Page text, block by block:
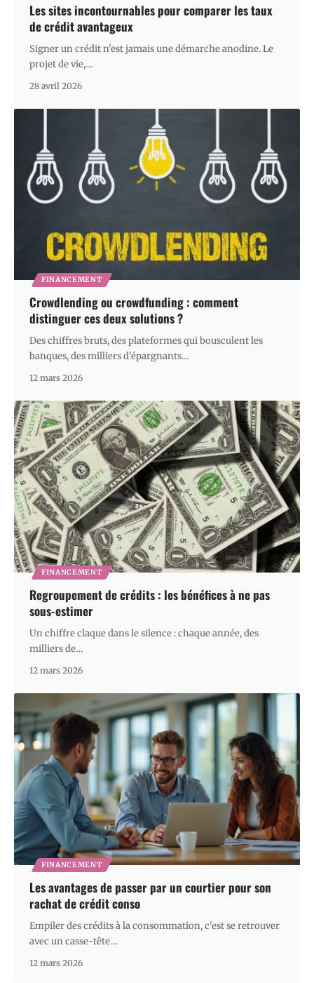
Les sites incontournables pour comparer les taux
de crédit avantageux
Signer un crédit n'est jamais une démarche anodine. Le
projet de vie,…
28 avril 2026
FINANCEMENT
Crowdlending ou crowdfunding : comment
distinguer ces deux solutions ?
Des chiffres bruts, des plateformes qui bousculent les
banques, des milliers d'épargnants…
12 mars 2026
FINANCEMENT
Regroupement de crédits : les bénéfices à ne pas
sous-estimer
Un chiffre claque dans le silence : chaque année, des
milliers de…
12 mars 2026
FINANCEMENT
Les avantages de passer par un courtier pour son
rachat de crédit conso
Empiler des crédits à la consommation, c'est se retrouver
avec un casse-tête…
12 mars 2026